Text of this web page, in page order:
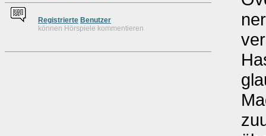
Registrierte Benutzer
können Hörspiele kommentieren